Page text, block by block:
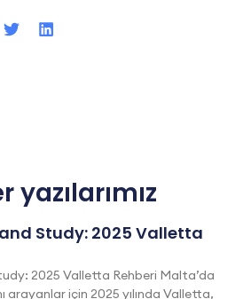
yazılarımız
Study: 2025 Valletta
2025 Valletta Rehberi Malta’da
arayanlar için 2025 yılında Valletta,